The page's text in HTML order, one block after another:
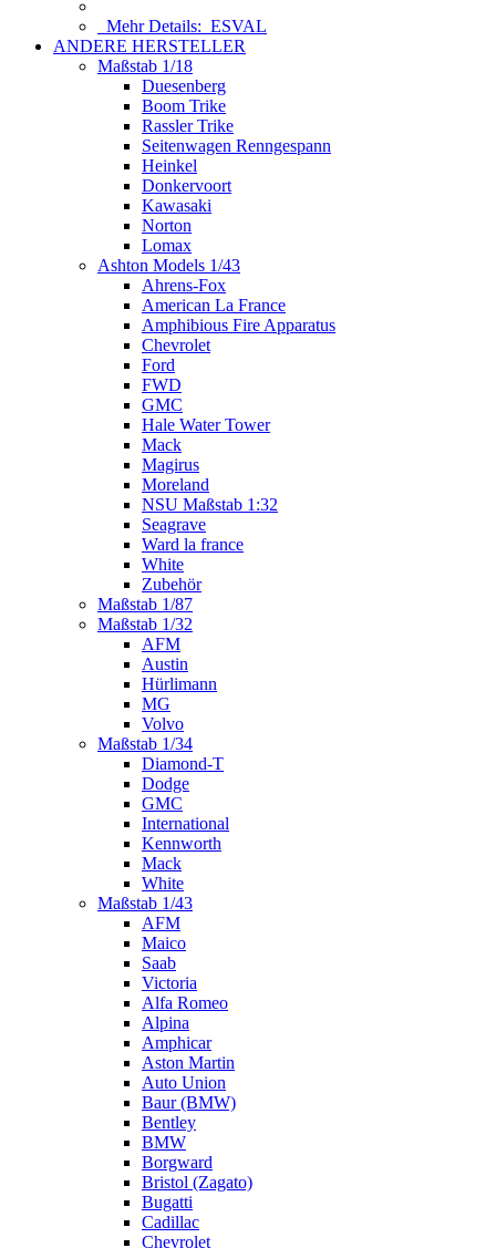
Mehr Details: ESVAL
ANDERE HERSTELLER
Maßstab 1/18
Duesenberg
Boom Trike
Rassler Trike
Seitenwagen Renngespann
Heinkel
Donkervoort
Kawasaki
Norton
Lomax
Ashton Models 1/43
Ahrens-Fox
American La France
Amphibious Fire Apparatus
Chevrolet
Ford
FWD
GMC
Hale Water Tower
Mack
Magirus
Moreland
NSU Maßstab 1:32
Seagrave
Ward la france
White
Zubehör
Maßstab 1/87
Maßstab 1/32
AFM
Austin
Hürlimann
MG
Volvo
Maßstab 1/34
Diamond-T
Dodge
GMC
International
Kennworth
Mack
White
Maßstab 1/43
AFM
Maico
Saab
Victoria
Alfa Romeo
Alpina
Amphicar
Aston Martin
Auto Union
Baur (BMW)
Bentley
BMW
Borgward
Bristol (Zagato)
Bugatti
Cadillac
Chevrolet